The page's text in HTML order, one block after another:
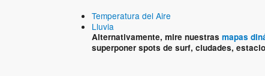
Temperatura del Aire
Lluvia
Alternativamente, mire nuestras mapas
superponer spots de surf, ciudades,